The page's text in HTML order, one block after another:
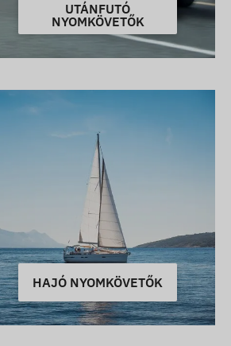
UTÁNFUTÓ
NYOMKÖVETŐK
HAJÓ NYOMKÖVETŐK